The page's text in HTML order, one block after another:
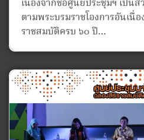
เนื่องจากชื่อศูนย์ประชุมฯ เป็น
ตามพระบรมราชโองการอันเนื่
ราชสมบัติครบ ๖๐ ปี…